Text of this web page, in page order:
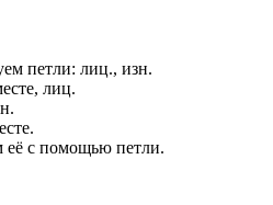
петли: лиц., изн.
лиц.
её с помощью петли.